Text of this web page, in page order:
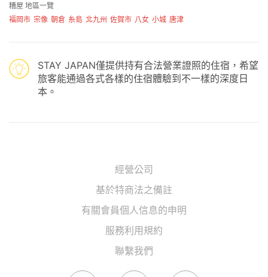
糟屋 地區一覽
福岡市 宗像 朝倉 糸島 北九州 佐賀市 八女 小城 唐津
STAY JAPAN僅提供持有合法營業證照的住宿，希望
旅客能通過各式各樣的住宿體驗到不一樣的深度日
本。
經營公司
基於特商法之備註
有關會員個人信息的申明
服務利用規約
聯繫我們